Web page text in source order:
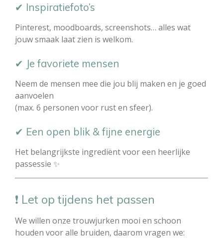
✔ Inspiratiefoto’s
Pinterest, moodboards, screenshots… alles wat
jouw smaak laat zien is welkom.
✔ Je favoriete mensen
Neem de mensen mee die jou blij maken en je goed
aanvoelen
(max. 6 personen voor rust en sfeer).
✔ Een open blik & fijne energie
Het belangrijkste ingrediënt voor een heerlijke
passessie ✨
❗ Let op tijdens het passen
We willen onze trouwjurken mooi en schoon
houden voor alle bruiden, daarom vragen we: